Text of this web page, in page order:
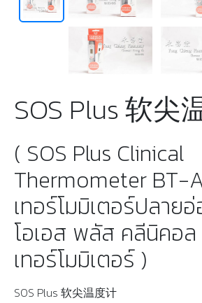
SOS Plus 软尖
( SOS Plus Clinical
Thermometer BT-
เทอร์โมมิเตอร์ปลาย
โอเอส พลัส คลีนิคอล
เทอร์โมมิเตอร์ )
SOS Plus 软尖温度计